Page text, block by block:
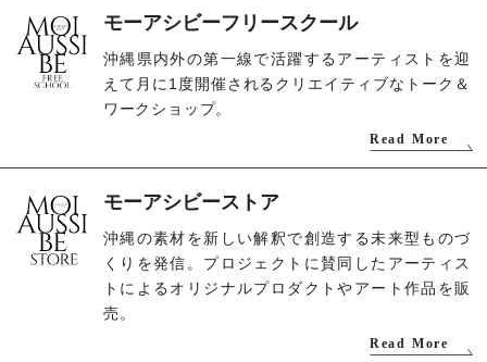
モーアシビーフリースクール
沖縄県内外の第一線で活躍するアーティストを迎
えて月に1度開催されるクリエイティブなトーク＆
ワークショップ。
Read More
モーアシビーストア
沖縄の素材を新しい解釈で創造する未来型ものづ
くりを発信。プロジェクトに賛同したアーティス
トによるオリジナルプロダクトやアート作品を販
売。
Read More